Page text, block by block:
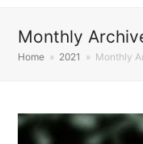
Monthly
Home » 2021 » Monthly